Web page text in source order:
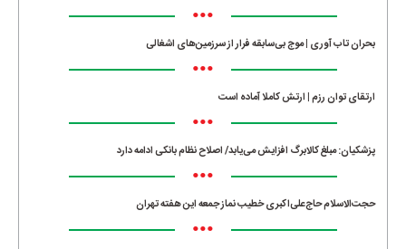
•••
بحران تاب آوری | موج بی‌سابقه فرار از سرزمین‌های اشغالی
•••
ارتقای توان رزم | ارتش کاملا آماده است
•••
پزشکیان: مبلغ کالابرگ افزایش می‌یابد/ اصلاح نظام بانکی ادامه دارد
•••
حجت‌الاسلام حاج‌علی‌اکبری خطیب نماز جمعه این هفته تهران
•••